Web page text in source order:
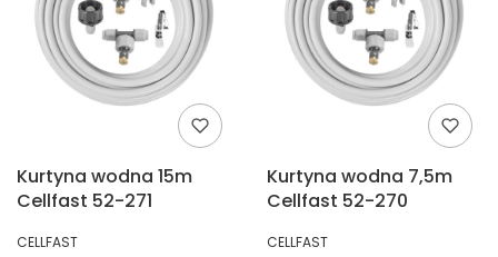
Kurtyna wodna 15m
Cellfast 52-271
PRODUCENT
CELLFAST
Kurtyna wodna 7,5m
Cellfast 52-270
PRODUCENT
CELLFAST